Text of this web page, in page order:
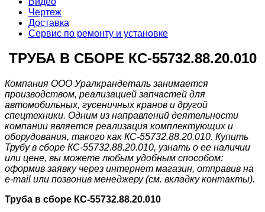
Чертеж
Доставка
Сервис по ремонту и установке
ТРУБА В СБОРЕ КС-55732.88.20.010
Компания ООО Уралкрандеталь занимается
производством, реализацией запчастей для
автомобильных, гусеничных кранов и другой
спецтехники. Одним из направлений деятельности
компании является реализация комплектующих и
оборудования, такого как КС-55732.88.20.010. Купить
Трубу в сборе КС-55732.88.20.010, узнать о ее наличии
или цене, вы можете любым удобным способом:
оформив заявку через интернет магазин, отправив на
e-mail или позвонив менеджеру (см. вкладку контакты).
Труба в сборе КС-55732.88.20.010